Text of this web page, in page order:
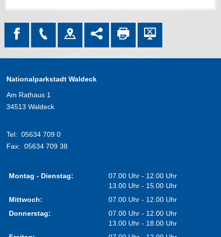
Nationalparkstadt Waldeck
Am Rathaus 1
34513 Waldeck
Tel: 05634 709 0
Fax: 05634 709 38
Montag - Dienstag:
07.00 Uhr - 12.00 Uhr
13.00 Uhr - 15.00 Uhr
Mittwoch:
07.00 Uhr - 12.00 Uhr
Donnerstag:
07.00 Uhr - 12.00 Uhr
13.00 Uhr - 18.00 Uhr